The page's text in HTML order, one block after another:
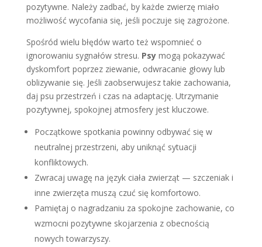
pozytywne. Należy zadbać, by każde zwierzę miało
możliwość wycofania się, jeśli poczuje się zagrożone.
Spośród wielu błędów warto też wspomnieć o
ignorowaniu sygnałów stresu. Psymogą pokazywać
dyskomfort poprzez ziewanie, odwracanie głowy lub
oblizywanie się. Jeśli zaobserwujesz takie zachowania,
daj psu przestrzeń i czas na adaptację. Utrzymanie
pozytywnej, spokojnej atmosfery jest kluczowe.
Początkowe spotkania powinny odbywać się w
neutralnej przestrzeni, aby uniknąć sytuacji
konfliktowych.
Zwracaj uwagę na język ciała zwierząt — szczeniak i
inne zwierzęta muszą czuć się komfortowo.
Pamiętaj o nagradzaniu za spokojne zachowanie, co
wzmocni pozytywne skojarzenia z obecnością
nowych towarzyszy.